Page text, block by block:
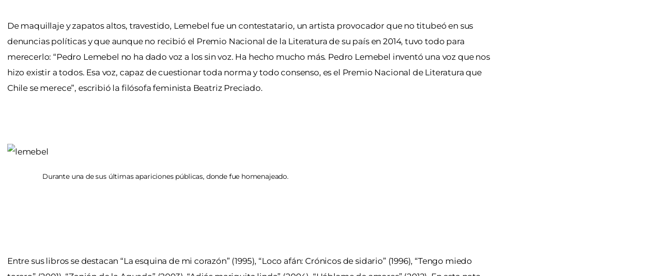
De maquillaje y zapatos altos, travestido, Lemebel fue un contestatario, un artista provocador que no titubeó en sus
denuncias políticas y que aunque no recibió el Premio Nacional de la Literatura de su país en 2014, tuvo todo para
merecerlo: “Pedro Lemebel no ha dado voz a los sin voz. Ha hecho mucho más. Pedro Lemebel inventó una voz que nos
hizo existir a todos. Esa voz, capaz de cuestionar toda norma y todo consenso, es el Premio Nacional de Literatura que
Chile se merece”, escribió la filósofa feminista Beatriz Preciado.
Durante una de sus últimas apariciones públicas, donde fue homenajeado.
Entre sus libros se destacan “La esquina de mi corazón” (1995), “Loco afán: Crónicos de sidario” (1996), “Tengo miedo